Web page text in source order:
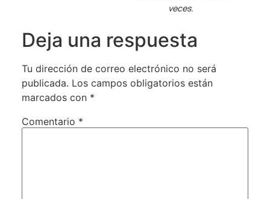
veces.
Deja una respuesta
Tu dirección de correo electrónico no será
publicada. Los campos obligatorios están
marcados con *
Comentario *